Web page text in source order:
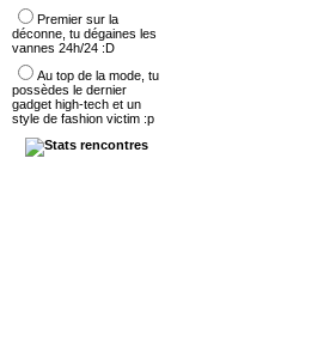
Premier sur la
déconne, tu dégaines les
vannes 24h/24 :D
Au top de la mode, tu
possèdes le dernier
gadget high-tech et un
style de fashion victim :p